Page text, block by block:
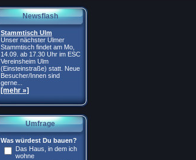
Newsflash
Stammtisch Ulm
Unser nächster Ulmer
Stammtisch findet am Mo,
14.09. ab 17.30 Uhr im ESC
Vereinsheim Ulm
(Einsteinstraße) statt. Neue
Besucher/Innen sind
gerne...
[mehr »]
Umfrage
Was würdest Du bauen?
Das Haus, in dem ich
wohne